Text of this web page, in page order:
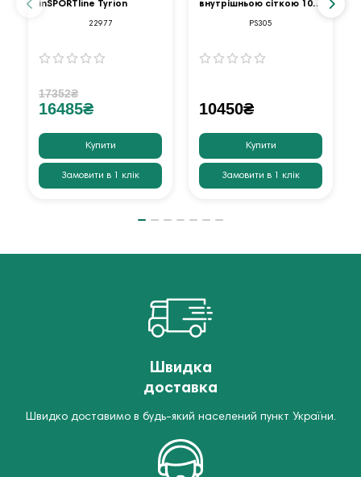
inSPORTline Tyrion
22977
17352₴
16485₴
Купити
Замовити в 1 клік
внутрішньою сіткою 10
PS305
10450₴
Купити
Замовити в 1 клік
Швидка
доставка
Швидко доставимо в будь-який населений пункт України.